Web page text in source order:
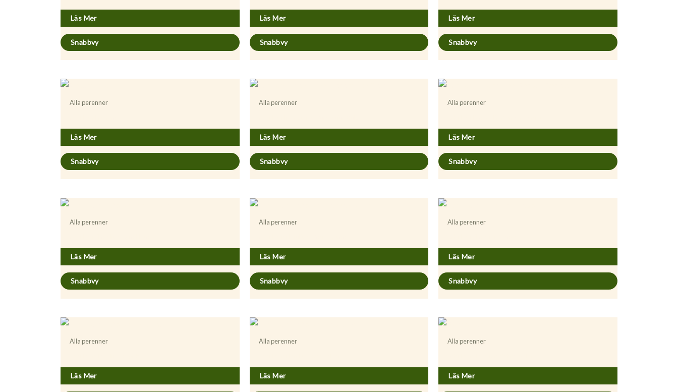
Läs Mer
Snabbvy
Läs Mer
Snabbvy
Läs Mer
Snabbvy
Alla perenner
Läs Mer
Snabbvy
Alla perenner
Läs Mer
Snabbvy
Alla perenner
Läs Mer
Snabbvy
Alla perenner
Läs Mer
Snabbvy
Alla perenner
Läs Mer
Snabbvy
Alla perenner
Läs Mer
Snabbvy
Alla perenner
Läs Mer
Alla perenner
Läs Mer
Alla perenner
Läs Mer